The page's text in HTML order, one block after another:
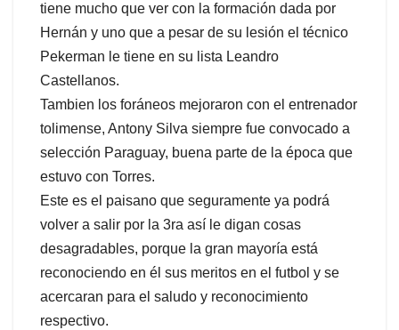
tiene mucho que ver con la formación dada por
Hernán y uno que a pesar de su lesión el técnico
Pekerman le tiene en su lista Leandro
Castellanos.
Tambien los foráneos mejoraron con el entrenador
tolimense, Antony Silva siempre fue convocado a
selección Paraguay, buena parte de la época que
estuvo con Torres.
Este es el paisano que seguramente ya podrá
volver a salir por la 3ra así le digan cosas
desagradables, porque la gran mayoría está
reconociendo en él sus meritos en el futbol y se
acercaran para el saludo y reconocimiento
respectivo.